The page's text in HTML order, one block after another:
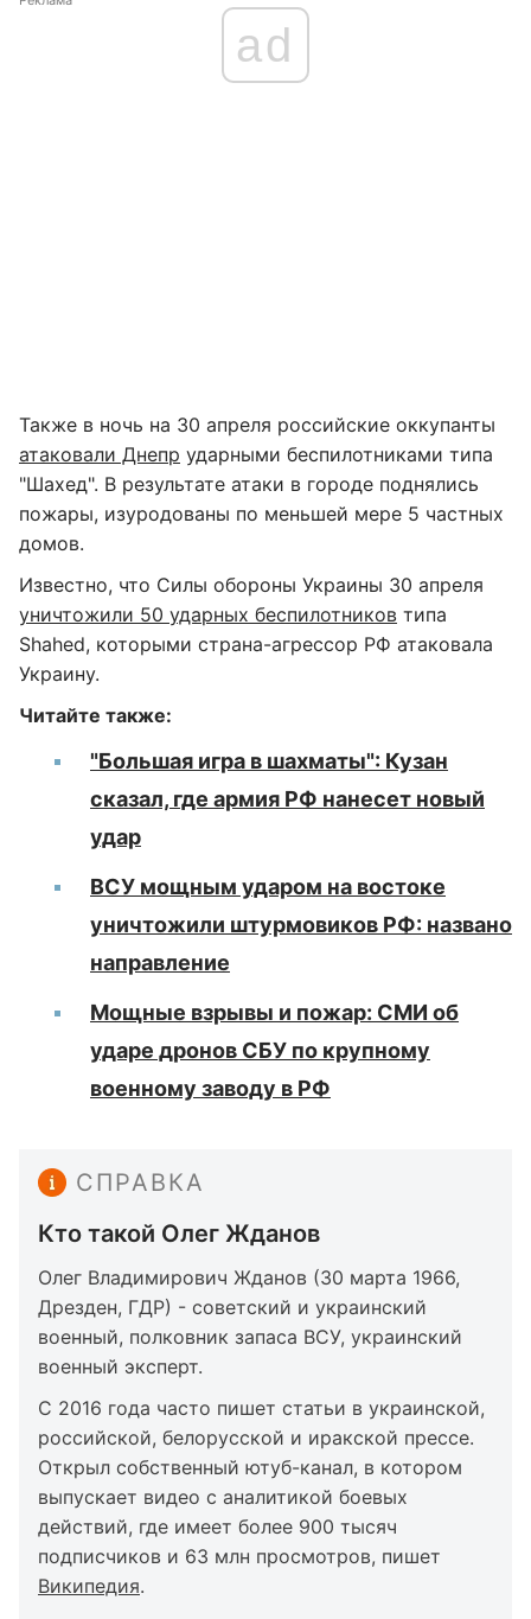
ad
Также в ночь на 30 апреля российские оккупанты
атаковали Днепр ударными беспилотниками типа
"Шахед". В результате атаки в городе поднялись
пожары, изуродованы по меньшей мере 5 частных
домов.
Известно, что Силы обороны Украины 30 апреля
уничтожили 50 ударных беспилотников типа
Shahed, которыми страна-агрессор РФ атаковала
Украину.
Читайте также:
"Большая игра в шахматы": Кузан
сказал, где армия РФ нанесет новый
удар
ВСУ мощным ударом на востоке
уничтожили штурмовиков РФ: названо
направление
Мощные взрывы и пожар: СМИ об
ударе дронов СБУ по крупному
военному заводу в РФ
СПРАВКА
Кто такой Олег Жданов
Олег Владимирович Жданов (30 марта 1966,
Дрезден, ГДР) - советский и украинский
военный, полковник запаса ВСУ, украинский
военный эксперт.
С 2016 года часто пишет статьи в украинской,
российской, белорусской и иракской прессе.
Открыл собственный ютуб-канал, в котором
выпускает видео с аналитикой боевых
действий, где имеет более 900 тысяч
подписчиков и 63 млн просмотров, пишет
Википедия.